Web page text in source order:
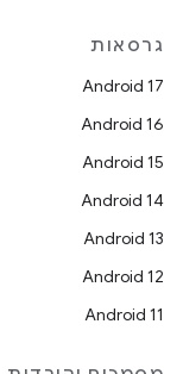
גרסאות
Android 17
Android 16
Android 15
Android 14
Android 13
Android 12
Android 11